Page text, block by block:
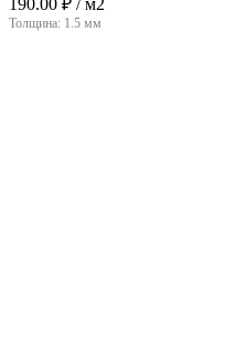
190.00 ₽ / м2
Толщина: 1.5 мм